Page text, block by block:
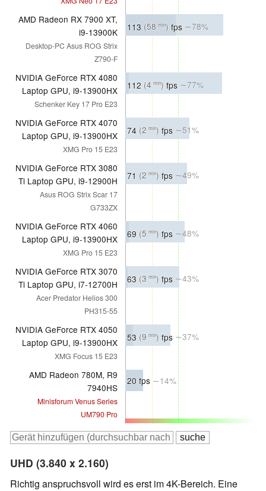
AMD Radeon RX 7900 XT,
i9-13900K
Desktop-PC Asus ROG Strix
Z790-F
113 (58 min) fps∼78%
NVIDIA GeForce RTX 4080
Laptop GPU, i9-13900HX
Schenker Key 17 Pro E23
112(4 min)fps∼77%
NVIDIA GeForce RTX 4070
Laptop GPU, i9-13900HX
XMG Pro 15 E23
74(2 min)fps∼51%
NVIDIA GeForce RTX 3080
Ti Laptop GPU, i9-12900H
Asus ROG Strix Scar 17
G733ZX
71(2 min)fps∼49%
NVIDIA GeForce RTX 4060
Laptop GPU, i9-13900HX
XMG Pro 15 E23
69(5 min)fps∼48%
NVIDIA GeForce RTX 3070
Ti Laptop GPU, i7-12700H
Acer Predator Helios 300
PH315-55
63(3 min)fps∼43%
NVIDIA GeForce RTX 4050
Laptop GPU, i9-13900HX
XMG Focus 15 E23
53(9 min)fps ∼37%
AMD Radeon 780M, R9
7940HS
Minisforum Venus Series
UM790 Pro
20 fps∼14%
UHD (3.840 x 2.160)
Richtig anspruchsvoll wird es erst im 4K-Bereich. Eine